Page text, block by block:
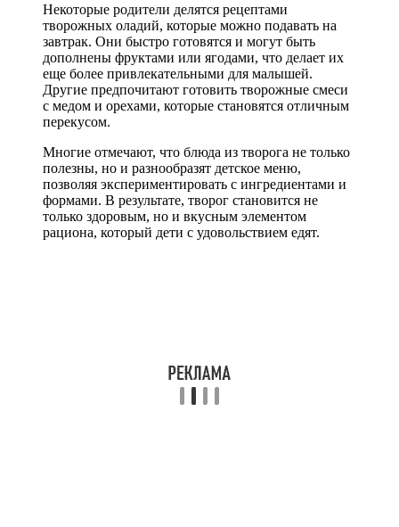
Некоторые родители делятся рецептами
творожных оладий, которые можно подавать на
завтрак. Они быстро готовятся и могут быть
дополнены фруктами или ягодами, что делает их
еще более привлекательными для малышей.
Другие предпочитают готовить творожные смеси
с медом и орехами, которые становятся отличным
перекусом.
Многие отмечают, что блюда из творога не только
полезны, но и разнообразят детское меню,
позволяя экспериментировать с ингредиентами и
формами. В результате, творог становится не
только здоровым, но и вкусным элементом
рациона, который дети с удовольствием едят.